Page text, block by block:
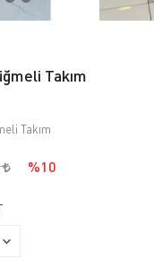
Takım
Takım
%10